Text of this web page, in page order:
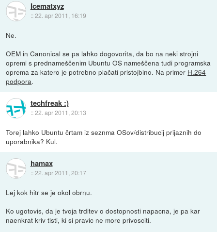
Icematxyz
::22. apr 2011, 16:19
Ne.
OEM in Canonical se pa lahko dogovorita, da bo na neki strojni
opremi s prednameščenim Ubuntu OS nameščena tudi programska
oprema za katero je potrebno plačati pristojbino. Na primer H.264
podpora.
techfreak :)
::22. apr 2011, 20:13
Torej lahko Ubuntu črtam iz seznma OSov/distribucij prijaznih do
uporabnika? Kul.
hamax
::22. apr 2011, 20:17
Lej kok hitr se je okol obrnu.
Ko ugotovis, da je tvoja trditev o dostopnosti napacna, je pa kar
naenkrat kriv tisti, ki si pravic ne more privosciti.